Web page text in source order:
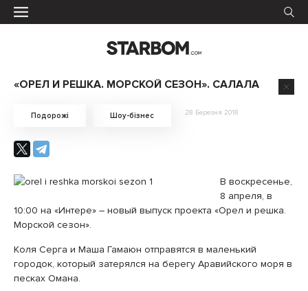
«ОРЕЛ И РЕШКА. МОРСКОЙ СЕЗОН». САЛАЛА
Подорожі Шоу-бізнес 28 Березня 2018
В воскресенье,
8 апреля, в
10:00 на «Интере» – новый выпуск проекта «Орел и решка.
Морской сезон».
Коля Серга и Маша Гамаюн отправятся в маленький
городок, который затерялся на берегу Аравийского моря в
песках Омана.